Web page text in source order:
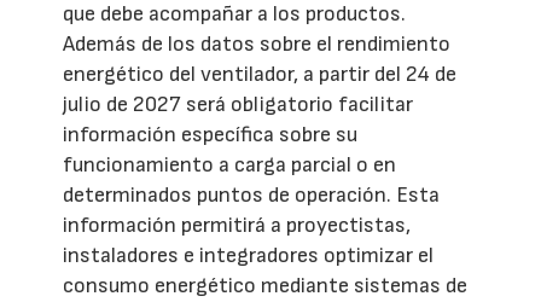
que debe acompañar a los productos.
Además de los datos sobre el rendimiento
energético del ventilador, a partir del 24 de
julio de 2027 será obligatorio facilitar
información específica sobre su
funcionamiento a carga parcial o en
determinados puntos de operación. Esta
información permitirá a proyectistas,
instaladores e integradores optimizar el
consumo energético mediante sistemas de